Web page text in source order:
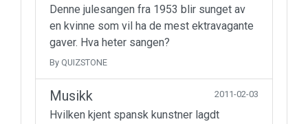
Denne julesangen fra 1953 blir sunget av
en kvinne som vil ha de mest ektravagante
gaver. Hva heter sangen?
By QUIZSTONE
Musikk 2011-02-03
Hvilken kjent spansk kunstner lagdt